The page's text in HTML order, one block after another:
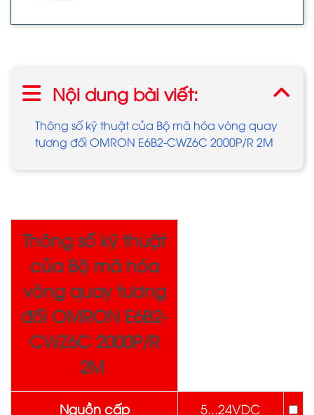
Nội dung bài viết:
Thông số kỹ thuật của Bộ mã hóa vòng quay
tương đối OMRON E6B2-CWZ6C 2000P/R 2M
Thông số kỹ thuật
của Bộ mã hóa
vòng quay tương
đối OMRON E6B2-
CWZ6C 2000P/R
2M
Nguồn cấp 5...24VDC